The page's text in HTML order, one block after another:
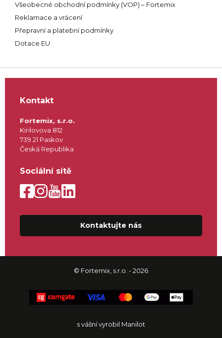
Všeobecné obchodní podmínky (VOP) – Fortemix
Reklamace a vrácení
Přepravní a platební podmínky
Dotace EU
© Fortemix, s.r.o. - 2026
s vášní vyrobil Manilot
Kontakt
Fortemix, s.r.o.
Kirilovova 812
739 21 Paskov
Česká Republika
Sociální sítě
Kontaktujte nás